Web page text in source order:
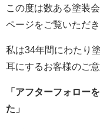
この度は数ある塗装
ページをご覧いただ
私は34年間にわたり
耳にするお客様のご
「アフターフォロー
た」